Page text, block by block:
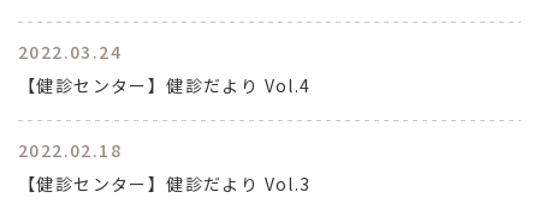
2022.03.24
【健診センター】健診だより Vol.4
2022.02.18
【健診センター】健診だより Vol.3